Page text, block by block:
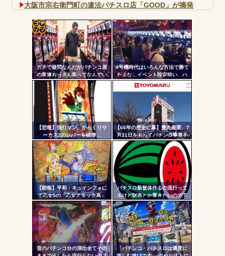
大阪市宗右衛門町の違法パチスロ店「GOOD」が摘発
パチンコで人気のないキャラを青色担当にするのやめろや
ワイ、パチンコ屋店員の目の前で会員カードを握り潰し
「今までありがとう」と...
無職のパチンコカス(22)なんやが、ワイの人生どれくらい
ヤバいか教えて？...
AngelBeats!とかいうクソアニメの思い出ｗｗｗ
Powered by livedoor 相互RSS
ガチで疑問なんだがパチンコ屋
の常連おっさん客ってなんでい
つも同じ服着てるの？
4号機時代はいろんな方法で勝て
たよな…イベント設定狙い、ハ
イエナ、超技術介入機、新装狙
【悲報】強打マン、からくりサ
ーカス2のレバーを破壊…
【66年の歴史に幕】豊丸産業、7
月31日をもってパチンコ事業を
停止へ ナナシーやコマコマ倶
楽部マやウィッチブレイド…た
くさんの名機をありがとう
【朗報】平和・キュインフォに
て乙女5の「乙女アタック系」
「繚乱の刻系」の連続演出信頼
度が公開される！みんなの体感
と比べてどうよ？
パチスロ新筐体作るの流行って
るけど財布とか置きたいので下
皿とか今まで通りがいいわ
昔のパチンコ台の演出全てその
「パチンコ・パチスロは適度に
コテ
リン
- 固
更新
ツー
ル